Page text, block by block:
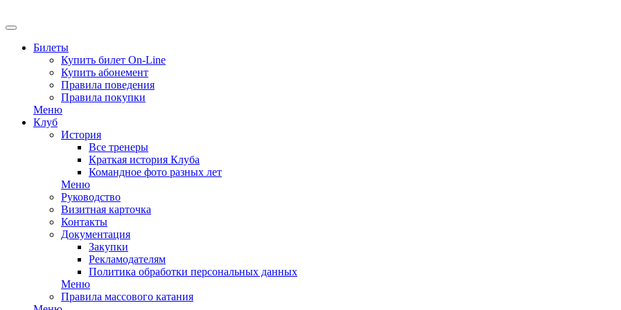
Билеты
Купить билет On-Line
Купить абонемент
Правила поведения
Правила покупки
Меню
Клуб
История
Все тренеры
Краткая история Клуба
Командное фото разных лет
Меню
Руководство
Визитная карточка
Контакты
Документация
Закупки
Рекламодателям
Политика обработки персональных данных
Меню
Правила массового катания